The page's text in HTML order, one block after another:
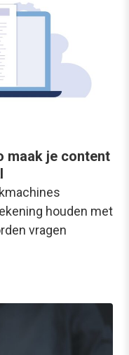
maak je content
houden met
vragen